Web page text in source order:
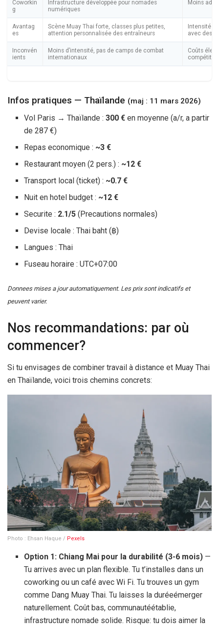
Coworkin
g
Infrastructure développée pour nomades
numériques
Moins
Avantag
es
Scène Muay Thai forte, classes plus petites,
attention personnalisée des entraîneurs
Intensité
avec des
Inconvén
ients
Moins d’intensité, pas de camps de combat
internationaux
Coûts
compétitive
Infos pratiques — Thaïlande (maj : 11 mars 2026)
Vol Paris → Thaïlande :300 € en moyenne (a/r, a partir
de287 €)
Repas economique : ~3 €
Restaurant moyen (2 pers.) : ~12 €
Transport local (ticket) : ~0.7 €
Nuit en hotel budget : ~12 €
Securite : 2.1/5 (Precautions normales)
Devise locale : Thai baht (฿)
Langues : Thai
Fuseau horaire : UTC+07:00
Donnees mises a jour automatiquement. Les prix sont indicatifs et
peuvent varier.
Nos recommandations: par où
commencer?
Si tu envisages de combiner travail à distance et Muay Thai
en Thaïlande, voici trois chemins concrets:
Photo : Ehsan Haque / Pexels
Option 1: Chiang Mai pour la durabilité (3-6 mois) —
Tu arrives avec un plan flexible. Tu t’installes dans un
coworking ou un café avec Wi Fi. Tu trouves un gym
comme Dang Muay Thai. Tu laisses la duréeémerger
naturellement. Coût bas, communautéétablie,
infrastructure nomade solide. Risque: tu dois aimer la